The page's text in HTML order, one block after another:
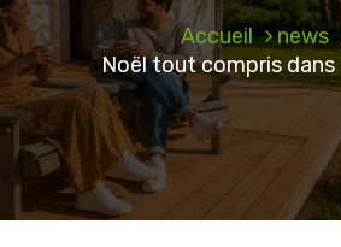
Accueil
news
Noël tout compris dans